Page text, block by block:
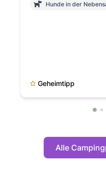
Hunde in der
Geheimtipp
Alle